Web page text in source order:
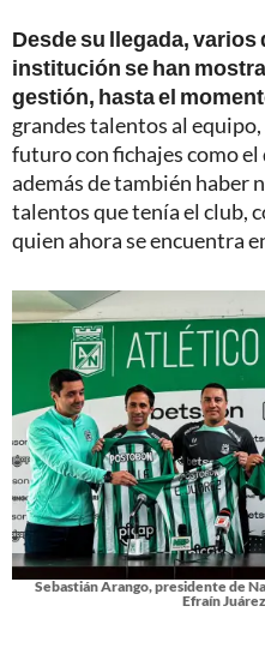
Desde su llegada, varios
institución se han
gestión, hasta el
grandes talentos al
futuro con fichajes como
además de también haber
talentos que tenía el club,
quien ahora se encuentra
Sebastián Arango, presidente de
Efraín Juárez